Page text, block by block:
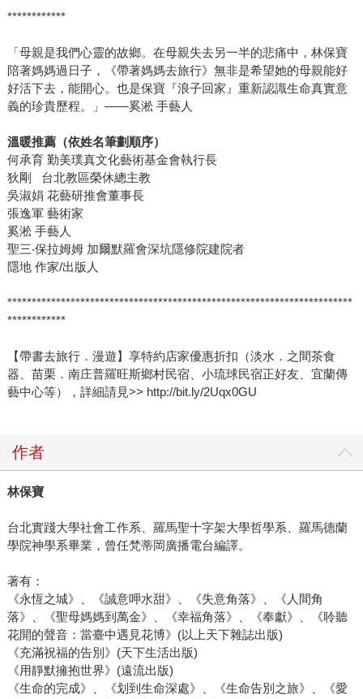
************
「母親是我們心靈的故鄉。在母親失去另一半的悲痛中，林保寶
陪著媽媽過日子，《帶著媽媽去旅行》無非是希望她的母親能好
好活下去，能開心。也是保寶『浪子回家』重新認識生命真實意
義的珍貴歷程。」——奚淞 手藝人
溫暖推薦（依姓名筆劃順序）
何承育 勤美璞真文化藝術基金會執行長
狄剛 台北教區榮休總主教
吳淑娟 花藝研推會董事長
張逸軍 藝術家
奚淞 手藝人
聖三‧保拉姆姆 加爾默羅會深坑隱修院建院者
隱地 作家/出版人
***********************************************************************
************
【帶書去旅行．漫遊】享特約店家優惠折扣（淡水．之間茶食
器、苗栗．南庄普羅旺斯鄉村民宿、小琉球民宿正好友、宜蘭傳
藝中心等），詳細請見>> http://bit.ly/2Uqx0GU
作者
林保寶
台北實踐大學社會工作系、羅馬聖十字架大學哲學系、羅馬德蘭
學院神學系畢業，曾任梵蒂岡廣播電台編譯。
著有：
《永恆之城》、《誠意呷水甜》、《失意角落》、《人間角
落》、《聖母媽媽到萬金》、《幸福角落》、《奉獻》、《聆聽
花開的聲音：當臺中遇見花博》(以上天下雜誌出版)
《充滿祝福的告別》(天下生活出版)
《用靜默擁抱世界》(遠流出版)
《生命的完成》、《划到生命深處》、《生命告別之旅》、《愛